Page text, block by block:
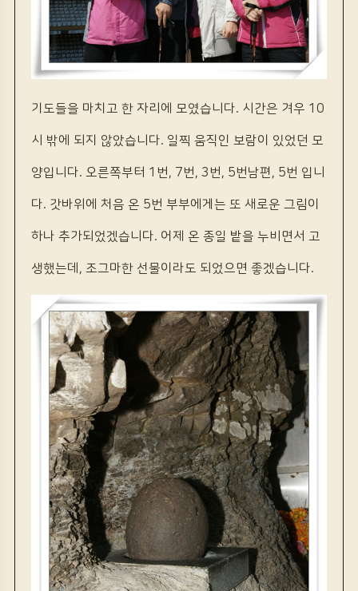
기도들을 마치고 한 자리에 모였습니다. 시간은 겨우 10
시 밖에 되지 않았습니다. 일찍 움직인 보람이 있었던 모
양입니다. 오른쪽부터 1번, 7번, 3번, 5번남편, 5번 입니
다. 갓바위에 처음 온 5번 부부에게는 또 새로운 그림이
하나 추가되었겠습니다. 어제 온 종일 밭을 누비면서 고
생했는데, 조그마한 선물이라도 되었으면 좋겠습니다.